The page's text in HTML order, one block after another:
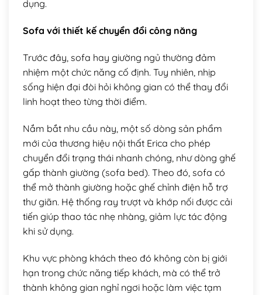
dụng.
Sofa với thiết kế chuyển đổi công năng
Trước đây, sofa hay giường ngủ thường đảm
nhiệm một chức năng cố định. Tuy nhiên, nhịp
sống hiện đại đòi hỏi không gian có thể thay đổi
linh hoạt theo từng thời điểm.
Nắm bắt nhu cầu này, một số dòng sản phẩm
mới của thương hiệu nội thất Erica cho phép
chuyển đổi trạng thái nhanh chóng, như dòng ghế
gấp thành giường (sofa bed). Theo đó, sofa có
thể mở thành giường hoặc ghế chỉnh điện hỗ trợ
thư giãn. Hệ thống ray trượt và khớp nối được cải
tiến giúp thao tác nhẹ nhàng, giảm lực tác động
khi sử dụng.
Khu vực phòng khách theo đó không còn bị giới
hạn trong chức năng tiếp khách, mà có thể trở
thành không gian nghỉ ngơi hoặc làm việc tạm